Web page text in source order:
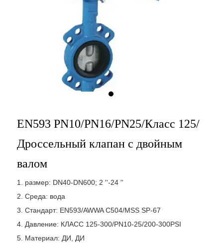
EN593 PN10/PN16/PN25/Класс 125/
Дроссельный клапан с двойным
валом
1. размер: DN40-DN600; 2 ''-24 ''
2. Среда: вода
3. Стандарт: EN593/AWWA C504/MSS SP-67
4. Давление: КЛАСС 125-300/PN10-25/200-300PSI
5. Материал: ДИ, ДИ